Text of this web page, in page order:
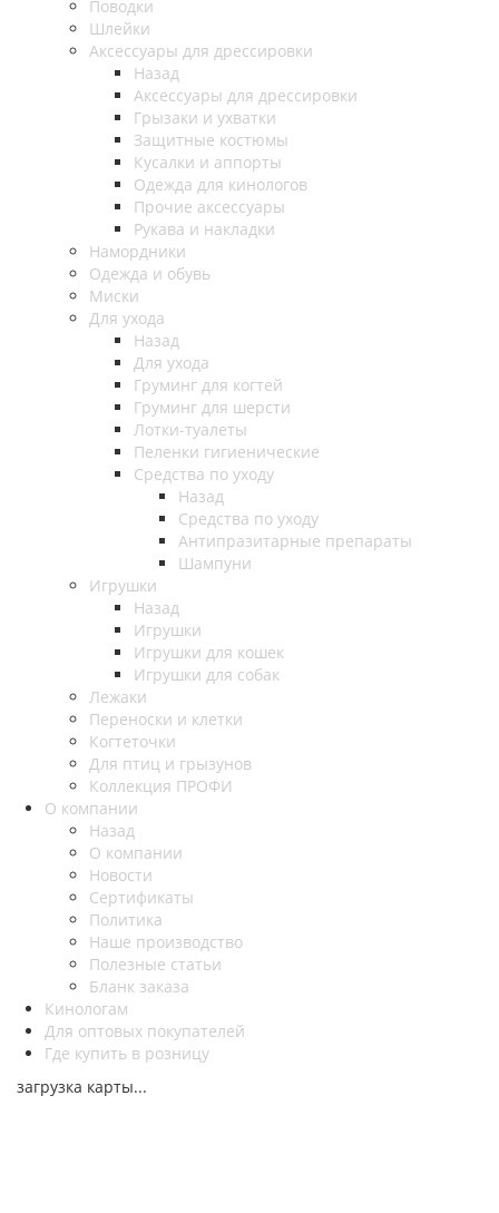
Поводки
Шлейки
Аксессуары для дрессировки
Назад
Аксессуары для дрессировки
Грызаки и ухватки
Защитные костюмы
Кусалки и аппорты
Одежда для кинологов
Прочие аксессуары
Рукава и накладки
Намордники
Одежда и обувь
Миски
Для ухода
Назад
Для ухода
Груминг для когтей
Груминг для шерсти
Лотки-туалеты
Пеленки гигиенические
Средства по уходу
Назад
Средства по уходу
Антипразитарные препараты
Шампуни
Игрушки
Назад
Игрушки
Игрушки для кошек
Игрушки для собак
Лежаки
Переноски и клетки
Когтеточки
Для птиц и грызунов
Коллекция ПРОФИ
О компании
Назад
О компании
Новости
Сертификаты
Политика
Наше производство
Полезные статьи
Бланк заказа
Кинологам
Для оптовых покупателей
Где купить в розницу
загрузка карты...